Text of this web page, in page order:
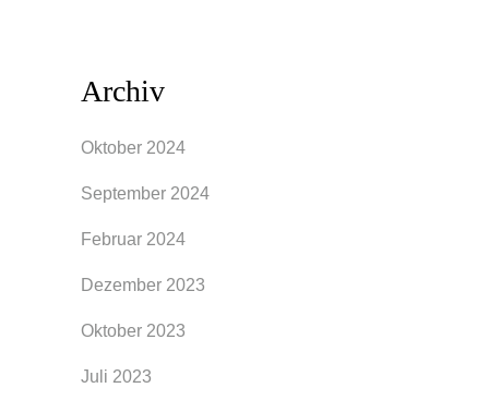
Archiv
Oktober 2024
September 2024
Februar 2024
Dezember 2023
Oktober 2023
Juli 2023